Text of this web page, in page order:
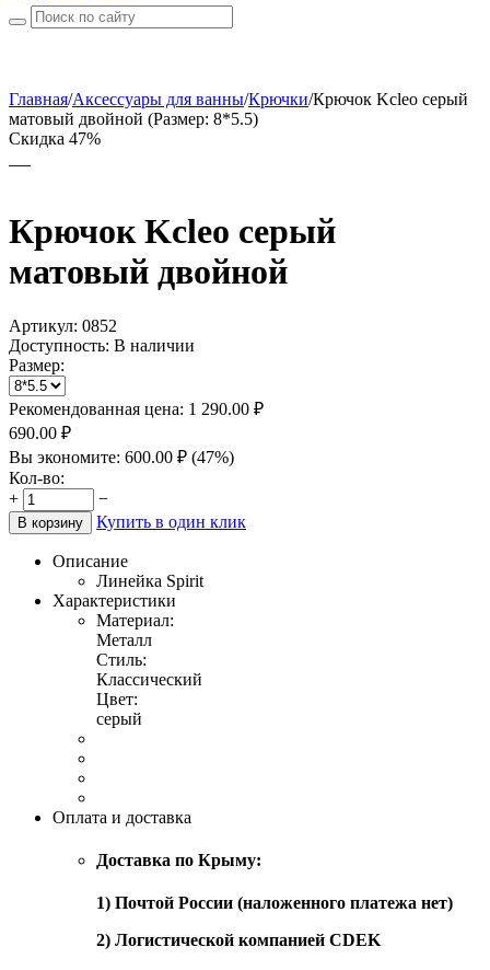
Главная/Аксессуары для ванны/Крючки/Крючок Kcleo серый
матовый двойной (Размер: 8*5.5)
Скидка 47%
Крючок Kcleo серый
матовый двойной
Артикул: 0852
Доступность: В наличии
Размер:
Рекомендованная цена: 1 290.00 ₽
690.00 ₽
Вы экономите: 600.00 ₽ (47%)
Кол-во:
+
−
В корзину Купить в один клик
Описание
Линейка Spirit
Характеристики
Материал:
Металл
Стиль:
Классический
Цвет:
серый
Оплата и доставка
Доставка по Крыму:
1) Почтой России (наложенного платежа нет)
2) Логистической компанией CDEK